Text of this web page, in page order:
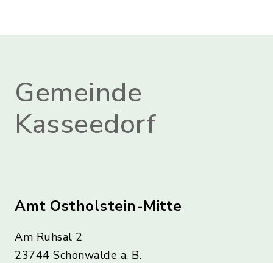
Gemeinde
Kasseedorf
Amt Ostholstein-Mitte
Am Ruhsal 2
23744 Schönwalde a. B.